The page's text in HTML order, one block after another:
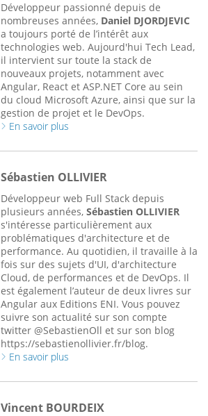
Développeur passionné depuis de
nombreuses années, Daniel DJORDJEVIC
a toujours porté de l’intérêt aux
technologies web. Aujourd'hui Tech Lead,
il intervient sur toute la stack de
nouveaux projets, notamment avec
Angular, React et ASP.NET Core au sein
du cloud Microsoft Azure, ainsi que sur la
gestion de projet et le DevOps.
En savoir plus
Sébastien OLLIVIER
Développeur web Full Stack depuis
plusieurs années, Sébastien OLLIVIER
s'intéresse particulièrement aux
problématiques d'architecture et de
performance. Au quotidien, il travaille à la
fois sur des sujets d'UI, d'architecture
Cloud, de performances et de DevOps. Il
est également l’auteur de deux livres sur
Angular aux Editions ENI. Vous pouvez
suivre son actualité sur son compte
twitter @SebastienOll et sur son blog
https://sebastienollivier.fr/blog.
En savoir plus
Vincent BOURDEIX